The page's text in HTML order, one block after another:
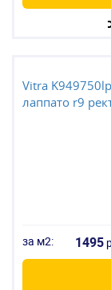
Vitra
лаппато r9
за м2: 1495